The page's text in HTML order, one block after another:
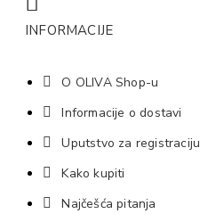
INFORMACIJE
O OLIVA Shop-u
Informacije o dostavi
Uputstvo za registraciju
Kako kupiti
Najčešća pitanja